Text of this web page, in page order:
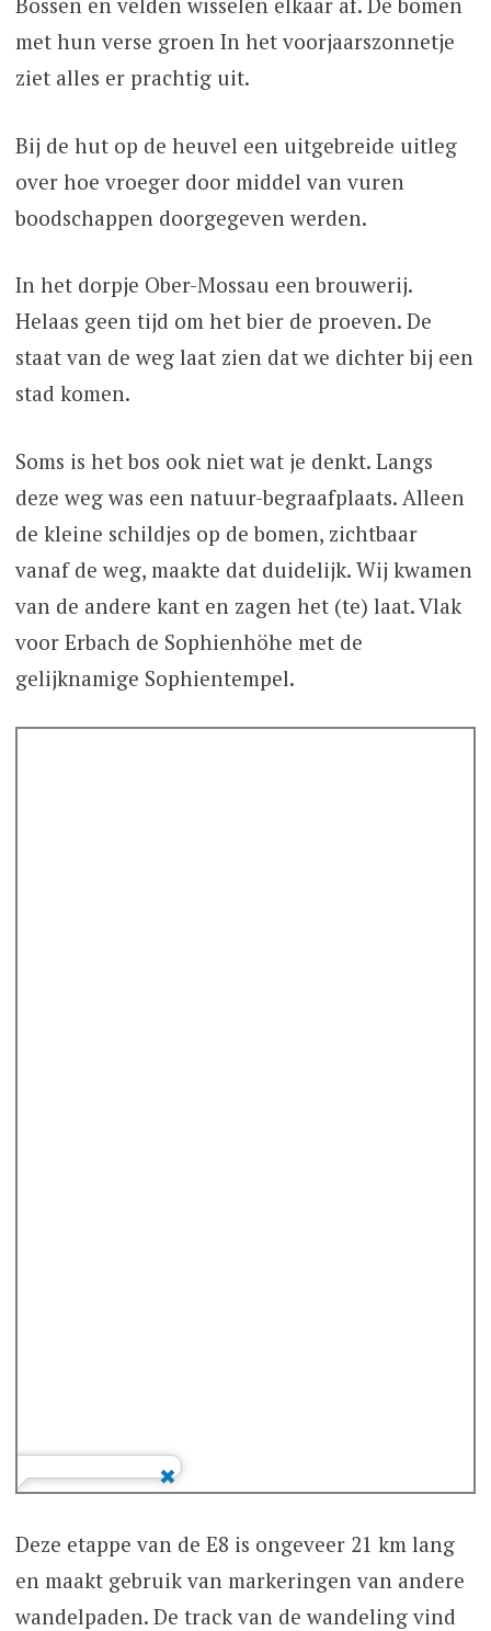
met hun verse groen In het voorjaarszonnetje
ziet alles er prachtig uit.
Bij de hut op de heuvel een uitgebreide uitleg
over hoe vroeger door middel van vuren
boodschappen doorgegeven werden.
In het dorpje Ober-Mossau een brouwerij.
Helaas geen tijd om het bier de proeven. De
staat van de weg laat zien dat we dichter bij een
stad komen.
Soms is het bos ook niet wat je denkt. Langs
deze weg was een natuur-begraafplaats. Alleen
de kleine schildjes op de bomen, zichtbaar
vanaf de weg, maakte dat duidelijk. Wij kwamen
van de andere kant en zagen het (te) laat. Vlak
voor Erbach de Sophienhöhe met de
gelijknamige Sophientempel.
Deze etappe van de E8 is ongeveer 21 km lang
en maakt gebruik van markeringen van andere
wandelpaden. De track van de wandeling vind